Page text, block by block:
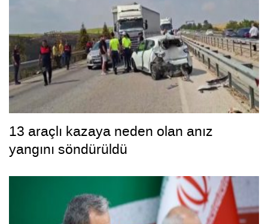
13 araçlı kazaya neden olan anız
yangını söndürüldü